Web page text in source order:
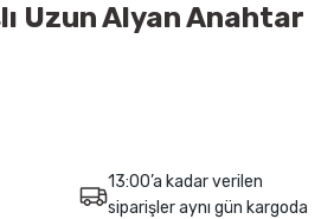
Uzun Alyan Anahtar
13:00’a kadar verilen
siparişler aynı gün kargoda